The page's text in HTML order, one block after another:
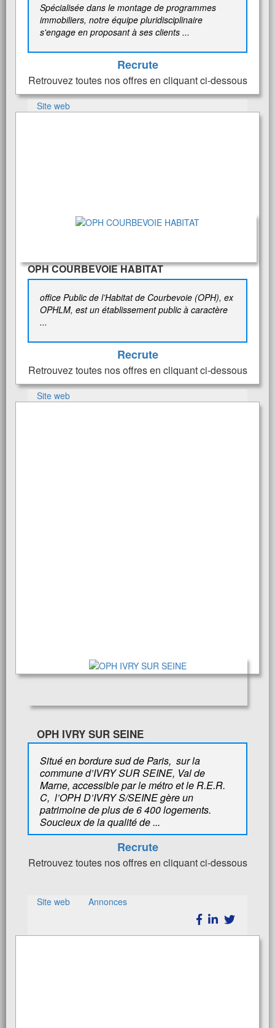
Spécialisée dans le montage de programmes
immobiliers, notre équipe pluridisciplinaire
s'engage en proposant à ses clients ...
Recrute
Retrouvez toutes nos offres en cliquant ci-dessous
Site web
OPH COURBEVOIE HABITAT
office Public de l’Habitat de Courbevoie (OPH), ex
OPHLM, est un établissement public à caractère
...
Recrute
Retrouvez toutes nos offres en cliquant ci-dessous
Site web
OPH IVRY SUR SEINE
Situé en bordure sud de Paris, sur la
commune d’IVRY SUR SEINE, Val de
Marne, accessible par le métro et le R.E.R.
C, l’OPH D’IVRY S/SEINE gère un
patrimoine de plus de 6 400 logements.
Soucieux de la qualité de ...
Recrute
Retrouvez toutes nos offres en cliquant ci-dessous
Site web Annonces